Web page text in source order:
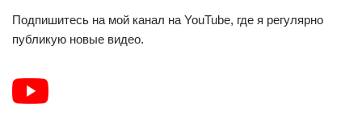
Подпишитесь на мой канал на YouTube, где я регулярно
публикую новые видео.